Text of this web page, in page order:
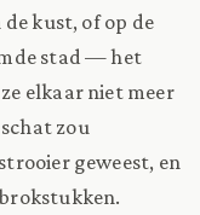
kust, of op de
stad — het
elkaar niet meer
zou
geweest, en